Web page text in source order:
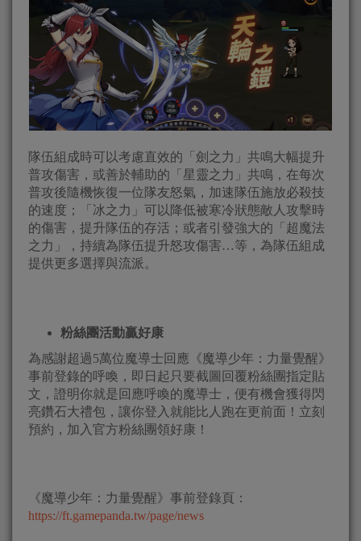
隊伍組成時可以考慮直效的「劍之力」共鳴大幅提升
普攻傷害，或善於輔助的「星靈之力」共鳴，在每次
普攻後隨機恢復一位隊友怒氣，加速隊伍施放必殺技
的速度；「冰之力」可以降低被寒冷狀態敵人攻擊時
的傷害，提升隊伍的存活；或者引發強大的「超魔法
之力」，持續為隊伍提升怒攻傷害…等，為隊伍組成
提供更多選擇與流派。
粉絲團活動贏好康
為感謝超過5萬位魔導士回應《魔導少年：力量覺醒》
事前登錄的呼喚，即日起只要截圖回覆粉絲團指定貼
文，證明你就是回應呼喚的魔導士，便有機會獲得閃
亮鑽石大禮包，讓你登入就能比人跑在更前面！立刻
預約，加入官方粉絲團領好康！
《魔導少年：力量覺醒》事前登錄頁：
https://ft.gamepanda.tw/page/news